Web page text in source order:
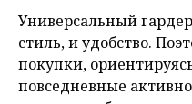
Универсальный
стиль, и удобство.
покупки,
повседневные